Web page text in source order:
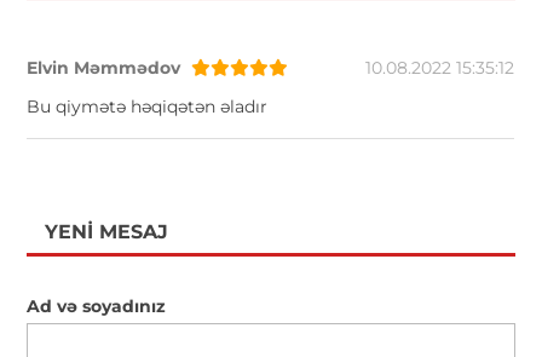
Elvin Məmmədov
10.08.2022 15:35:12
Bu qiymətə həqiqətən əladır
YENI MESAJ
Ad və soyadınız